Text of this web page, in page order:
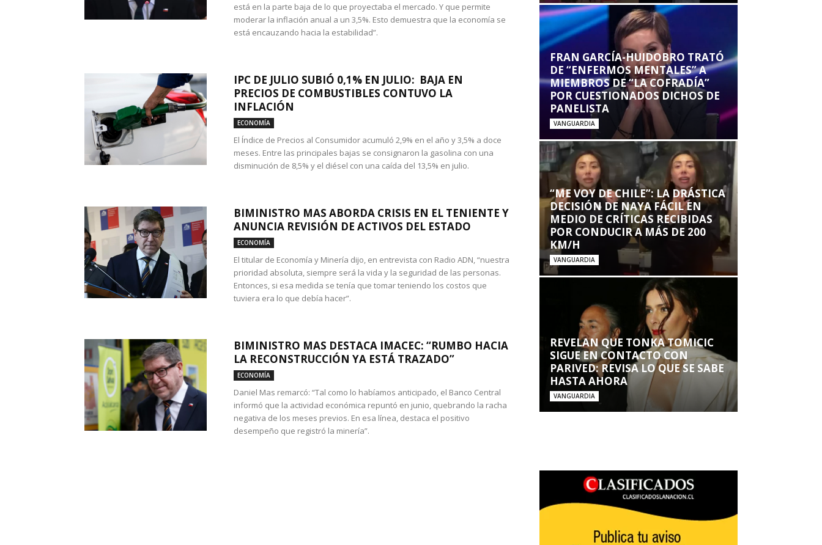
está en la parte baja de lo que proyectaba el mercado. Y que permite
moderar la inflación anual a un 3,5%. Esto demuestra que la economía se
está encauzando hacia la estabilidad”.
IPC DE JULIO SUBIÓ 0,1% EN JULIO: BAJA EN
PRECIOS DE COMBUSTIBLES CONTUVO LA
INFLACIÓN
ECONOMÍA
El Índice de Precios al Consumidor acumuló 2,9% en el año y 3,5% a doce
meses. Entre las principales bajas se consignaron la gasolina con una
disminución de 8,5% y el diésel con una caída del 13,5% en julio.
BIMINISTRO MAS ABORDA CRISIS EN EL TENIENTE Y
ANUNCIA REVISIÓN DE ACTIVOS DEL ESTADO
ECONOMÍA
El titular de Economía y Minería dijo, en entrevista con Radio ADN, “nuestra
prioridad absoluta, siempre será la vida y la seguridad de las personas.
Entonces, si esa medida se tenía que tomar teniendo los costos que
tuviera era lo que debía hacer”.
BIMINISTRO MAS DESTACA IMACEC: “RUMBO HACIA
LA RECONSTRUCCIÓN YA ESTÁ TRAZADO”
ECONOMÍA
Daniel Mas remarcó: “Tal como lo habíamos anticipado, el Banco Central
informó que la actividad económica repuntó en junio, quebrando la racha
negativa de los meses previos. En esa línea, destaca el positivo
desempeño que registró la minería”.
FRAN GARCÍA-HUIDOBRO TRATÓ
DE “ENFERMOS MENTALES” A
MIEMBROS DE “LA COFRADÍA”
POR CUESTIONADOS DICHOS DE
PANELISTA
VANGUARDIA
“ME VOY DE CHILE”: LA DRÁSTICA
DECISIÓN DE NAYA FÁCIL EN
MEDIO DE CRÍTICAS RECIBIDAS
POR CONDUCIR A MÁS DE 200
KM/H
VANGUARDIA
REVELAN QUE TONKA TOMICIC
SIGUE EN CONTACTO CON
PARIVED: REVISA LO QUE SE SABE
HASTA AHORA
VANGUARDIA